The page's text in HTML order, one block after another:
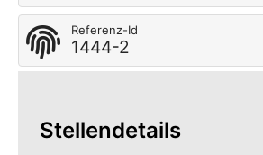
Referenz-Id
1444-2
Stellendetails